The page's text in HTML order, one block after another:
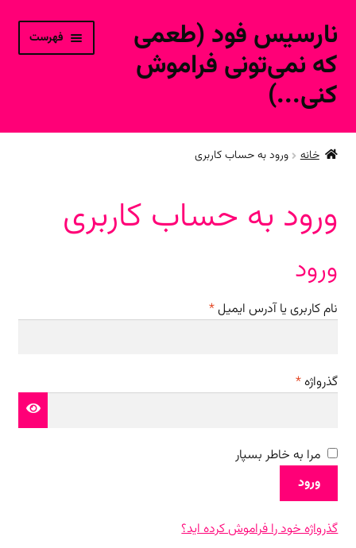
پرش
ناوبری
پرش
محتوا
نارسیس فود (طعمی
که نمی‌تونی فراموش
کنی...)
فهرست
خانه
محصولات فروشگاه آنلاین
خانه ورود به حساب کاربری
ورود به حساب کاربری
ورود
نام کاربری یا آدرس ایمیل*الزامی
گذرواژه*الزامی
مرا به خاطر بسپار
ورود
گذرواژه خود را فراموش کرده اید؟